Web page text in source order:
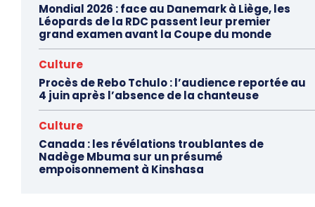
Mondial 2026 : face au Danemark à Liège, les
Léopards de la RDC passent leur premier
grand examen avant la Coupe du monde
Culture
Procès de Rebo Tchulo : l’audience reportée au
4 juin après l’absence de la chanteuse
Culture
Canada : les révélations troublantes de
Nadège Mbuma sur un présumé
empoisonnement à Kinshasa